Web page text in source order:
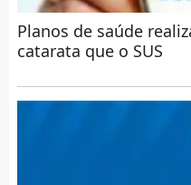
Planos de saúde
catarata que o SUS